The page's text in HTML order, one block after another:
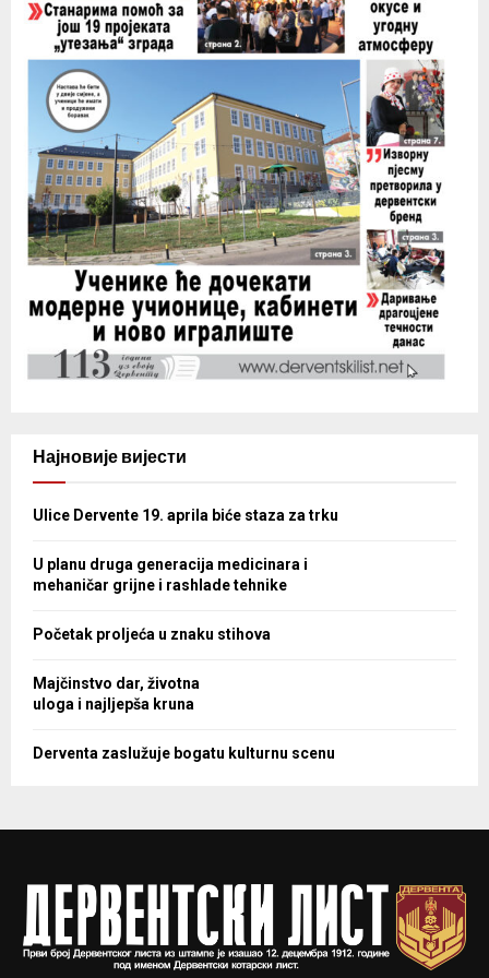
Најновије вијести
Ulice Dervente 19. aprila biće staza za trku
U planu druga generacija medicinara i
mehaničar grijne i rashlade tehnike
Početak proljeća u znaku stihova
Majčinstvo dar, životna
uloga i najljepša kruna
Derventa zaslužuje bogatu kulturnu scenu